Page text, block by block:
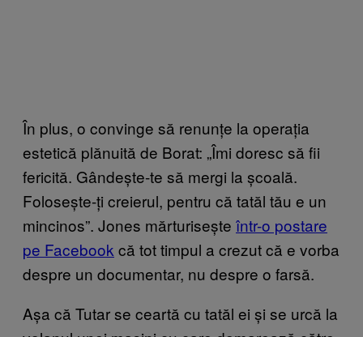
În plus, o convinge să renunțe la operația
estetică plănuită de Borat: „Îmi doresc să fii
fericită. Gândește-te să mergi la școală.
Folosește-ți creierul, pentru că tatăl tău e un
mincinos”. Jones mărturisește într-o postare
pe Facebookcă tot timpul a crezut că e vorba
despre un documentar, nu despre o farsă.
Așa că Tutar se ceartă cu tatăl ei și se urcă la